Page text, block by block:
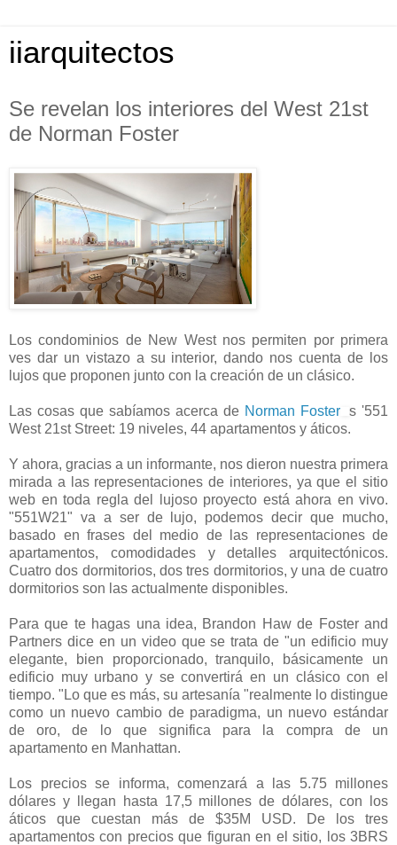
iiarquitectos
Se revelan los interiores del West 21st
de Norman Foster
Los condominios de New West nos permiten por primera
ves dar un vistazo a su interior, dando nos cuenta de los
lujos que proponen junto con la creación de un clásico.
Las cosas que sabíamos acerca de Norman Foster s '551
West 21st Street: 19 niveles, 44 apartamentos y áticos.
Y ahora, gracias a un informante, nos dieron nuestra primera
mirada a las representaciones de interiores, ya que el sitio
web en toda regla del lujoso proyecto está ahora en vivo.
"551W21" va a ser de lujo, podemos decir que mucho,
basado en frases del medio de las representaciones de
apartamentos, comodidades y detalles arquitectónicos.
Cuatro dos dormitorios, dos tres dormitorios, y una de cuatro
dormitorios son las actualmente disponibles.
Para que te hagas una idea, Brandon Haw de Foster and
Partners dice en un video que se trata de "un edificio muy
elegante, bien proporcionado, tranquilo, básicamente un
edificio muy urbano y se convertirá en un clásico con el
tiempo. "Lo que es más, su artesanía "realmente lo distingue
como un nuevo cambio de paradigma, un nuevo estándar
de oro, de lo que significa para la compra de un
apartamento en Manhattan.
Los precios se informa, comenzará a las 5.75 millones
dólares y llegan hasta 17,5 millones de dólares, con los
áticos que cuestan más de $35M USD. De los tres
apartamentos con precios que figuran en el sitio, los 3BRS